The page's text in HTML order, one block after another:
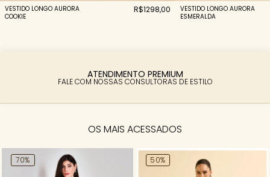
VESTIDO LONGO AURORA
COOKIE
R$1298,00
VESTIDO LONGO AURORA
ESMERALDA
PARCELAMENTO FACILITADO
6X SEM JUROS
ATENDIMENTO PREMIUM
FALE COM NOSSAS CONSULTORAS DE ESTILO
OS MAIS ACESSADOS
70% 50%